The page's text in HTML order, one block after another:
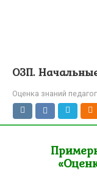
ОЗП.
Оценка знаний